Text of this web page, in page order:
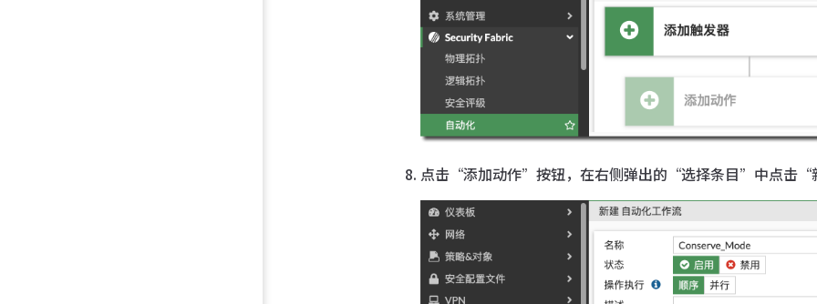
点击“添加动作”按钮，在右侧弹出的“选择条目”中点击